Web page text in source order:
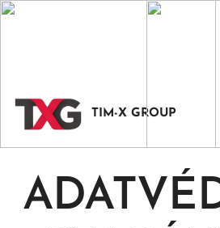
TIM-X GROUP